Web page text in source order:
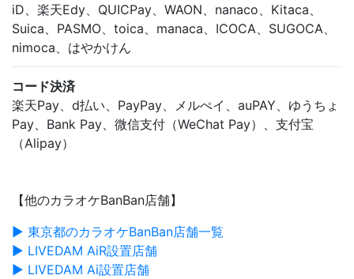
iD、楽天Edy、QUICPay、WAON、nanaco、Kitaca、
Suica、PASMO、toica、manaca、ICOCA、SUGOCA、
nimoca、はやかけん
コード決済
楽天Pay、d払い、PayPay、メルぺイ、auPAY、ゆうちょ
Pay、Bank Pay、微信支付（WeChat Pay）、支付宝
（Alipay）
【他のカラオケBanBan店舗】
▶ 東京都のカラオケBanBan店舗一覧
▶ LIVEDAM AiR設置店舗
▶ LIVEDAM Ai設置店舗